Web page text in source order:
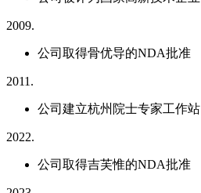
2009.
公司取得骨优导的NDA批准
2011.
公司建立杭州院士专家工作站
2022.
公司取得吉芙惟的NDA批准